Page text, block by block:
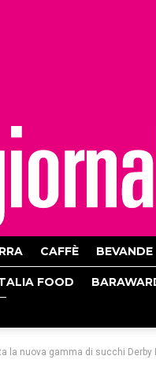
CAFFÈ BEVANDE
FOOD
la nuova gamma di succhi